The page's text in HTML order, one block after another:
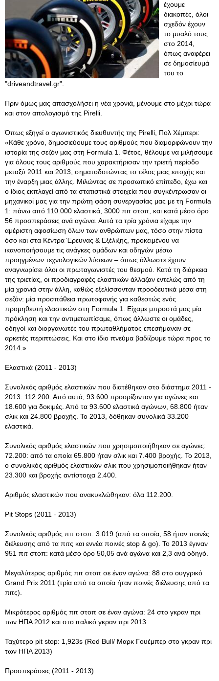
έχουμε
διακοπές, όλοι
σχεδόν έχουν
το μυαλό τους
στο 2014,
όπως αναφέρει
σε δημοσίευμά
του το
"driveandtravel.gr".
Πριν όμως μας απασχολήσει η νέα χρονιά, μένουμε στο μέχρι τώρα
και στον απολογισμό της Pirelli.
Όπως εξηγεί ο αγωνιστικός διευθυντής της Pirelli, Πολ Χέμπερι:
«Κάθε χρόνο, δημοσιεύουμε τους αριθμούς που διαμορφώνουν την
ιστορία της σεζόν μας στη Formula 1. Φέτος, θέλουμε να μιλήσουμε
για όλους τους αριθμούς που χαρακτήρισαν την τριετή περίοδο
μεταξύ 2011 και 2013, σηματοδοτώντας το τέλος μιας εποχής και
την έναρξη μιας άλλης. Μιλώντας σε προσωπικό επίπεδο, έχω και
ο ίδιος εκπλαγεί από τα στατιστικά στοιχεία που συγκέντρωσαν οι
μηχανικοί μας για την πρώτη φάση συνεργασίας μας με τη Formula
1: πάνω από 110.000 ελαστικά, 3000 πιτ στοπ, και κατά μέσο όρο
56 προσπεράσεις ανά αγώνα. Αυτά τα τρία χρόνια είχαμε την
αμέριστη αφοσίωση όλων των ανθρώπων μας, τόσο στην πίστα
όσο και στα Κέντρα Έρευνας & Εξέλιξης, προκειμένου να
ικανοποιήσουμε τις ανάγκες ομάδων και οδηγών μέσω
προηγμένων τεχνολογικών λύσεων – όπως άλλωστε έχουν
αναγνωρίσει όλοι οι πρωταγωνιστές του θεσμού . Κατά τη διάρκεια
της τριετίας, οι προδιαγραφές ελαστικών άλλαζαν εντελώς από τη
μία χρονιά στην άλλη, καθώς εξελίσσονταν προοδευτικά μέσα στη
σεζόν: μία προσπάθεια πρωτοφανής για καθεστώς ενός
προμηθευτή ελαστικών στη Formula 1. Είχαμε μπροστά μας μία
πρόκληση και την αντιμετωπίσαμε, όπως άλλωστε οι ομάδες,
οδηγοί και διοργανωτές του πρωταθλήματος επεσήμαναν σε
αρκετές περιπτώσεις. Και στο ίδιο πνεύμα βαδίζουμε τώρα προς το
2014.»
Ελαστικά (2011 - 2013)
Συνολικός αριθμός ελαστικών που διατέθηκαν στο διάστημα 2011 -
2013: 112.200. Από αυτά, 93.600 προορίζονταν για αγώνες και
18.600 για δοκιμές. Από τα 93.600 ελαστικά αγώνων, 68.800 ήταν
σλικ και 24.800 βροχής. Το 2013, δόθηκαν συνολικά 33.200
ελαστικά.
Συνολικός αριθμός ελαστικών που χρησιμοποιήθηκαν σε αγώνες:
72.200: από τα οποία 65.800 ήταν σλικ και 7.400 βροχής. Το 2013,
ο συνολικός αριθμός ελαστικών σλικ που χρησιμοποιήθηκαν ήταν
23.300 και βροχής αντίστοιχα 2.400.
Αριθμός ελαστικών που ανακυκλώθηκαν: όλα 112.200.
Pit Stops (2011 - 2013)
Συνολικός αριθμός πιτ στοπ: 3.019 (από τα οποία, 58 ήταν ποινές
διέλευσης από τα πιτς και εννέα ποινές stop & go). Το 2013 έγιναν
951 πιτ στοπ: κατά μέσο όρο 50,05 ανά αγώνα και 2,3 ανά οδηγό.
Μεγαλύτερος αριθμός πιτ στοπ σε έναν αγώνα: 88 στο ουγγρικό
Grand Prix 2011 (τρία από τα οποία ήταν ποινές διέλευσης από τα
πιτς).
Μικρότερος αριθμός πιτ στοπ σε έναν αγώνα: 24 στο γκραν πρι
των ΗΠΑ 2012 και στο ιταλικό γκραν πρι 2013.
Ταχύτερο pit stop: 1,923s (Red Bull/ Μαρκ Γουέμπερ στο γκραν πρι
των ΗΠΑ 2013)
Προσπεράσεις (2011 - 2013)